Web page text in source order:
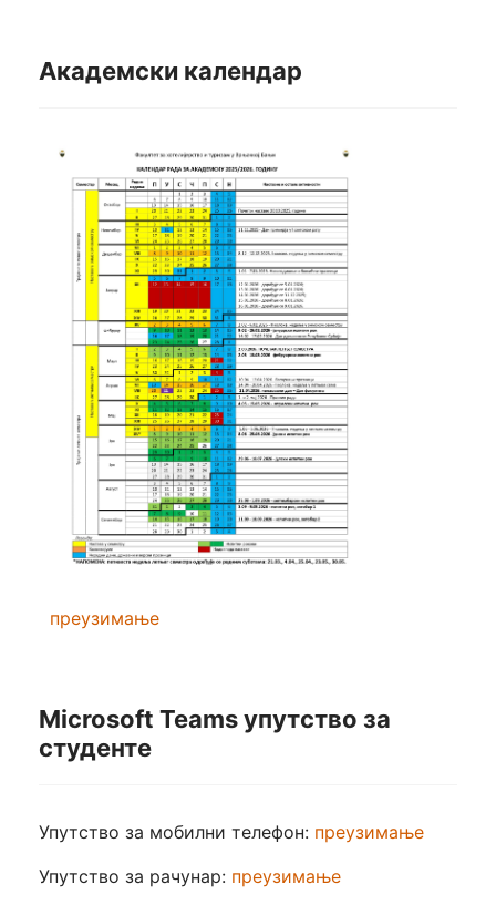
Академски календар
преузимање
Microsoft Teams упутство за
студенте
Упутство за мобилни телефон: преузимање
Упутство за рачунар: преузимање